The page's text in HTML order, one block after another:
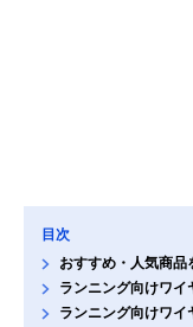
目次
おすすめ・人気商品
ランニング向けワ
ランニング向けワ